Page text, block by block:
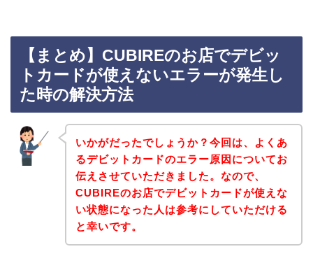
【まとめ】CUBIREのお店でデビッ
トカードが使えないエラーが発生し
た時の解決方法
いかがだったでしょうか？今回は、よくあ
るデビットカードのエラー原因についてお
伝えさせていただきました。なので、
CUBIREのお店でデビットカードが使えな
い状態になった人は参考にしていただける
と幸いです。